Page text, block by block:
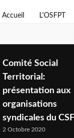
Accueil L'OSFPT
comite
Comité Social
Territorial:
présentation aux
organisations
syndicales du
2 Octobre 2020